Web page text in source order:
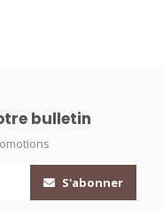
bulletin
S'abonner